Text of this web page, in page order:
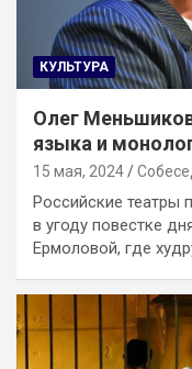
КУЛЬТУРА
Олег
языка и
15 мая, 2024
Российские театры
в угоду повестке
Ермоловой, где